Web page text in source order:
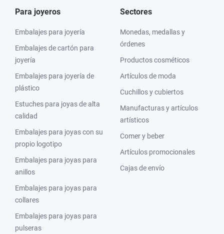
Para joyeros
Embalajes para joyería
Embalajes de cartón para
joyería
Embalajes para joyería de
plástico
Estuches para joyas de alta
calidad
Embalajes para joyas con su
propio logotipo
Embalajes para joyas para
anillos
Embalajes para joyas para
collares
Embalajes para joyas para
pulseras
Sectores
Monedas, medallas y
órdenes
Productos cosméticos
Artículos de moda
Cuchillos y cubiertos
Manufacturas y artículos
artísticos
Comer y beber
Artículos promocionales
Cajas de envío